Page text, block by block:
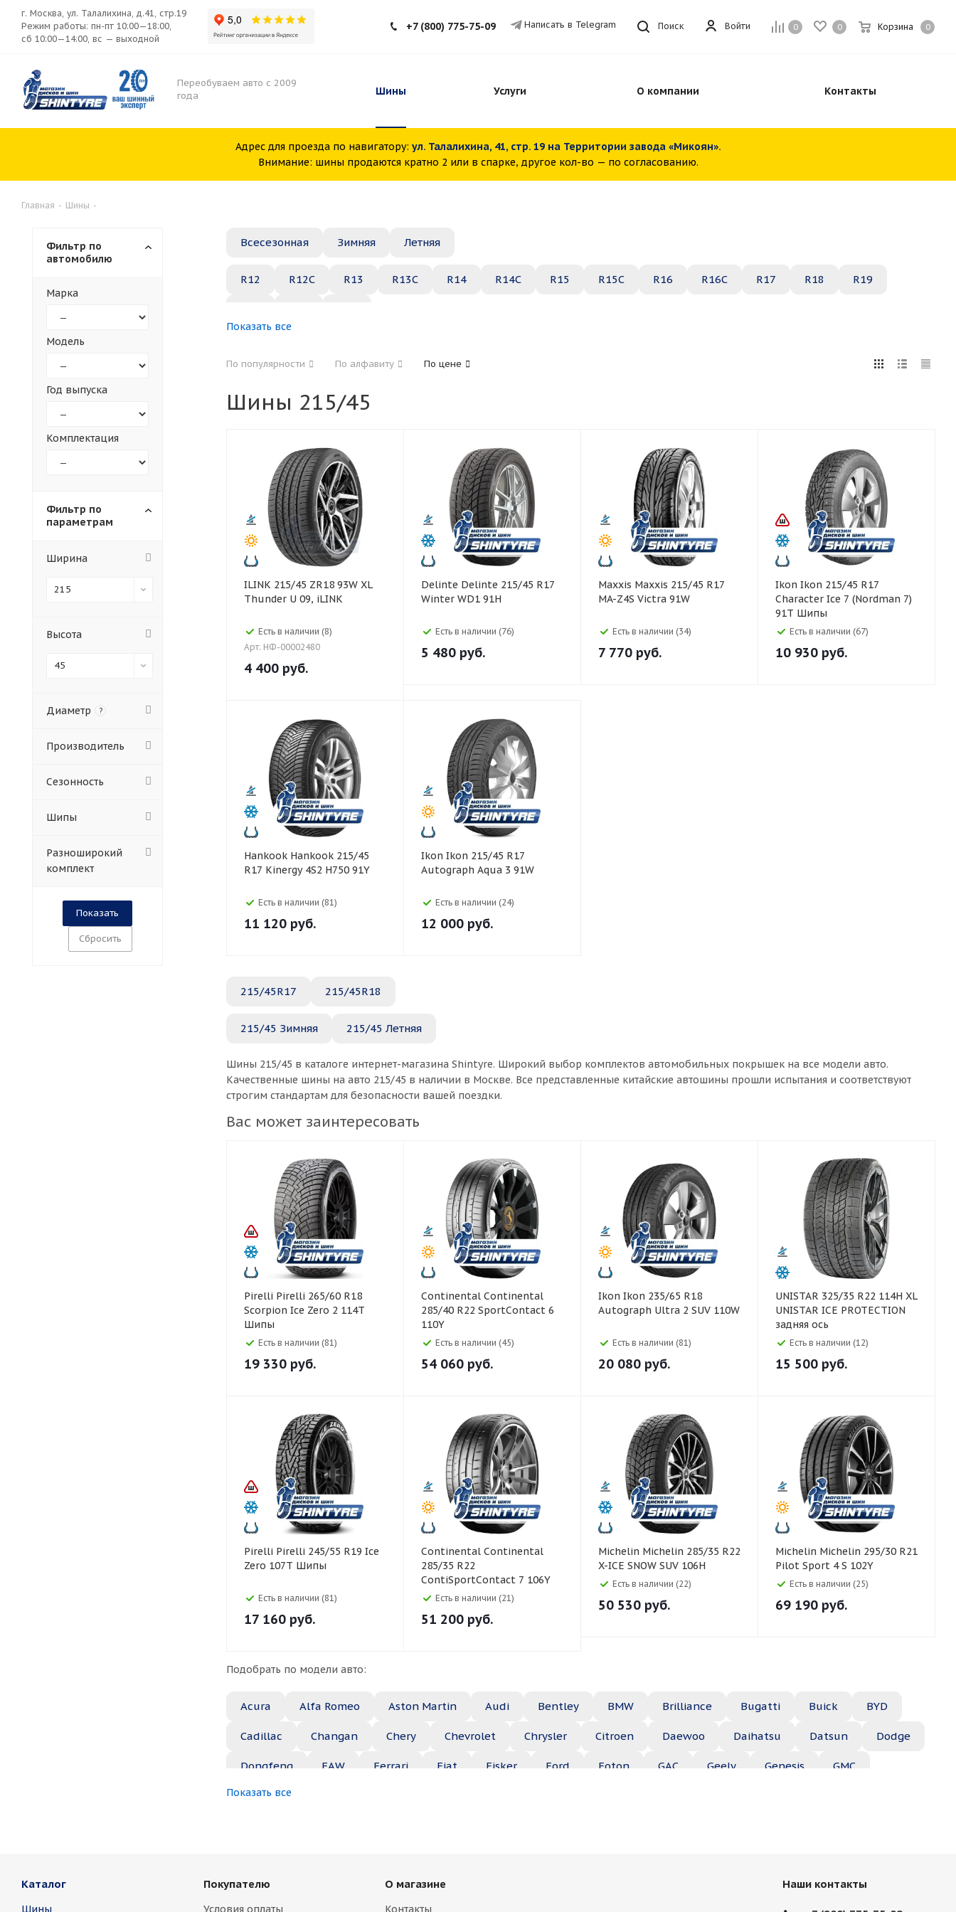
0 0 Корзина 0
Войти
г. Москва, ул. Талалихина, д.41, стр.19
Режим работы: пн-пт 10:00—18:00,
сб 10:00—14:00, вс — выходной
Поиск
+7 (800) 775-75-09 Написать в Telegram
Переобуваем авто с 2009
года
Шины Услуги О компании Контакты
Адрес для проезда по навигатору: ул. Талалихина, 41, стр. 19 на Территории завода «Микоян».
Внимание: шины продаются кратно 2 или в спарке, другое кол-во — по согласованию.
Главная - Шины -
Всесезонная Зимняя Летняя
R12 R12C R13 R13C R14 R14C R15 R15C R16 R16C R17 R18 R19
30 35 40 45
Показать все
По популярности По алфавиту По цене
Шины 215/45
ILINK 215/45 ZR18 93W XL
Thunder U 09, iLINK
Есть в наличии (8)
Арт: НФ-00002480
4 400 руб.
Delinte Delinte 215/45 R17
Winter WD1 91H
Есть в наличии (76)
5 480 руб.
Maxxis Maxxis 215/45 R17
MA-Z4S Victra 91W
Есть в наличии (34)
7 770 руб.
Ikon Ikon 215/45 R17
Character Ice 7 (Nordman 7)
91T Шипы
Есть в наличии (67)
10 930 руб.
Hankook Hankook 215/45
R17 Kinergy 4S2 H750 91Y
Есть в наличии (81)
11 120 руб.
Ikon Ikon 215/45 R17
Autograph Aqua 3 91W
Есть в наличии (24)
12 000 руб.
215/45R17 215/45R18
215/45 Зимняя 215/45 Летняя
Шины 215/45 в каталоге интернет-магазина Shintyre. Широкий выбор комплектов автомобильных покрышек на все модели авто.
Качественные шины на авто 215/45 в наличии в Москве. Все представленные китайские автошины прошли испытания и соответствуют
строгим стандартам для безопасности вашей поездки.
Вас может заинтересовать
Pirelli Pirelli 265/60 R18
Scorpion Ice Zero 2 114T
Шипы
Есть в наличии (81)
19 330 руб.
Continental Continental
285/40 R22 SportContact 6
110Y
Есть в наличии (45)
54 060 руб.
Ikon Ikon 235/65 R18
Autograph Ultra 2 SUV 110W
Есть в наличии (81)
20 080 руб.
UNISTAR 325/35 R22 114H XL
UNISTAR ICE PROTECTION
задняя ось
Есть в наличии (12)
15 500 руб.
Pirelli Pirelli 245/55 R19 Ice
Zero 107T Шипы
Есть в наличии (81)
17 160 руб.
Continental Continental
285/35 R22
ContiSportContact 7 106Y
Есть в наличии (21)
51 200 руб.
Michelin Michelin 285/35 R22
X-ICE SNOW SUV 106H
Есть в наличии (22)
50 530 руб.
Michelin Michelin 295/30 R21
Pilot Sport 4 S 102Y
Есть в наличии (25)
69 190 руб.
Подобрать по модели авто:
Acura Alfa Romeo Aston Martin Audi Bentley BMW Brilliance Bugatti Buick BYD
Cadillac Changan Chery Chevrolet Chrysler Citroen Daewoo Daihatsu Datsun Dodge
Dongfeng FAW Ferrari Fiat Fisker Ford Foton GAC Geely Genesis GMC
Great Wall
Nissan Opel Peugeot Renault Rolls-Royce
Показать все
Фильтр по
автомобилю
Марка
Модель
Год выпуска
Комплектация
Фильтр по
параметрам
Ширина
215
Высота
45
Диаметр ?
Производитель
Сезонность
Шипы
Разноширокий
комплект
Сбросить
Каталог
Шины
Покупателю
Условия оплаты
О магазине
Контакты
Наши контакты